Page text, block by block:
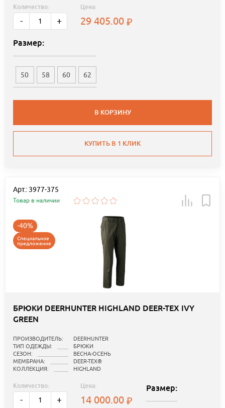
Количество:
- +
Цена:
29 405.00
Размер:
50 58 60 62
В КОРЗИНУ
КУПИТЬ В 1 КЛИК
Арт.: 3977-375
Товар в наличии
-40%
Специальное
предложение
БРЮКИ DEERHUNTER HIGHLAND DEER-TEX IVY
GREEN
ПРОИЗВОДИТЕЛЬ:
DEERHUNTER
ТИП ОДЕЖДЫ:
БРЮКИ
СЕЗОН:
ВЕСНА-ОСЕНЬ
МЕМБРАНА:
DEER-TEX®
КОЛЛЕКЦИЯ:
HIGHLAND
Количество:
- +
Цена:
14 000.00
Размер: